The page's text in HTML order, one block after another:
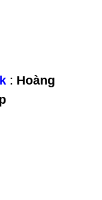
: Hoàng